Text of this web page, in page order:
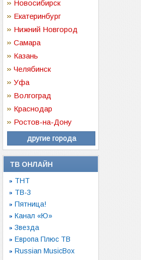
Новосибирск
Екатеринбург
Нижний Новгород
Самара
Казань
Челябинск
Уфа
Волгоград
Краснодар
Ростов-на-Дону
другие города
ТВ ОНЛАЙН
ТНТ
ТВ-3
Пятница!
Канал «Ю»
Звезда
Европа Плюс ТВ
Russian MusicBox